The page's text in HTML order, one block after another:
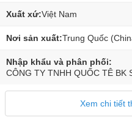
Xuất xứ:Việt Nam
Nơi sản xuất:Trung Quốc
Nhập khẩu và phân phối:
CÔNG TY TNHH QUỐC TÊ BK
Xem chi tiết